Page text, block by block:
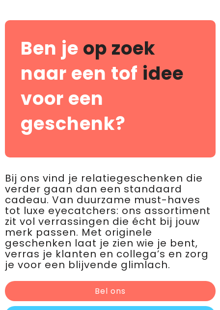
Ben je op zoek
naar een tof idee
voor een
geschenk?
Bij ons vind je relatiegeschenken die
verder gaan dan een standaard
cadeau. Van duurzame must-haves
tot luxe eyecatchers: ons assortiment
zit vol verrassingen die écht bij jouw
merk passen. Met originele
geschenken laat je zien wie je bent,
verras je klanten en collega’s en zorg
je voor een blijvende glimlach.
Bel ons